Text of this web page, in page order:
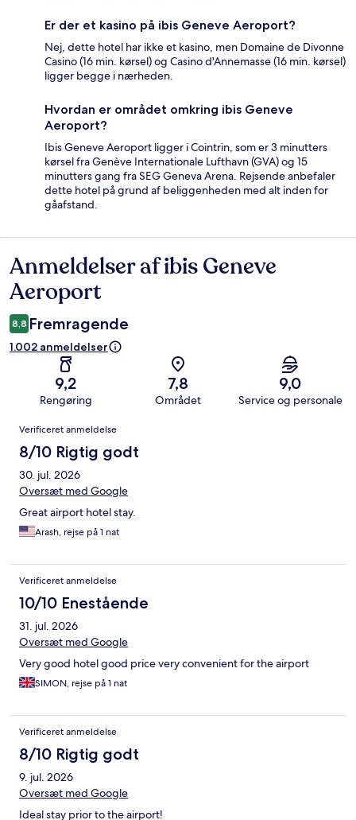
Er der et kasino på ibis Geneve Aeroport?
Nej, dette hotel har ikke et kasino, men Domaine de Divonne
Casino (16 min. kørsel) og Casino d'Annemasse (16 min. kørsel)
ligger begge i nærheden.
Hvordan er området omkring ibis Geneve
Aeroport?
Ibis Geneve Aeroport ligger i Cointrin, som er 3 minutters
kørsel fra Genève Internationale Lufthavn (GVA) og 15
minutters gang fra SEG Geneva Arena. Rejsende anbefaler
dette hotel på grund af beliggenheden med alt inden for
gåafstand.
Anmeldelser
Anmeldelser af ibis Geneve
Aeroport
8,8 Fremragende
1.002 anmeldelser
9,2
Rengøring
7,8
Området
9,0
Service og personale
Anmeldelser
Verificeret anmeldelse
8/10 Rigtig godt
30. jul. 2026
Oversæt med Google
Great airport hotel stay.
Arash, rejse på 1 nat
Verificeret anmeldelse
10/10 Enestående
31. jul. 2026
Oversæt med Google
Very good hotel good price very convenient for the airport
SIMON, rejse på 1 nat
Verificeret anmeldelse
8/10 Rigtig godt
9. jul. 2026
Oversæt med Google
Ideal stay prior to the airport!